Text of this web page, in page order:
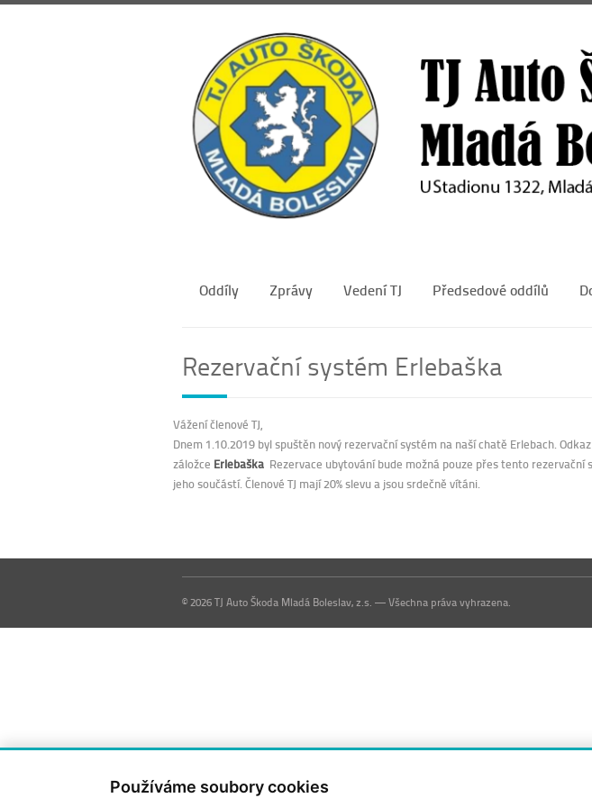
Oddíly Zprávy Vedení TJ Předsedové oddílů
Rezervační systém Erlebaška
Vážení členové TJ,
Dnem 1.10.2019 byl spuštěn nový rezervační systém na naší chatě Erlebach.
záložce Erlebaška Rezervace ubytování bude možná pouze přes tento rezervační
jeho součástí. Členové TJ mají 20% slevu a jsou srdečně vítáni.
© 2026 TJ Auto Škoda Mladá Boleslav, z.s. — Všechna práva vyhrazena.
Používáme soubory cookies